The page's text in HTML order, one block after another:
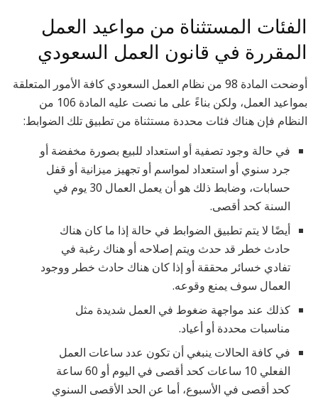
الفئات المستثناة من مواعيد العمل
المقررة في قانون العمل السعودي
أوضحت المادة 98 من نظام العمل السعودي كافة الأمور المتعلقة
بمواعيد العمل، ولكن بناءً على ما نصت عليه المادة 106 من
النظام فإن هناك فئات محددة مستثناة من تطبيق تلك الضوابط:
في حالة وجود تصفية أو استعداد للبيع بصورة مخفضة أو
جرد سنوي أو استعداد لمواسم أو تجهيز ميزانية أو قفل
حسابات، وضابط ذلك هو أن يعمل العمال 30 يوم في
السنة كحد أقصى.
أيضًا لا يتم تطبيق الضوابط في حالة إذا ما كان هناك
حادث خطر قد حدث ويتم إصلاحه أو هناك رغبة في
تفادي خسائر محققة أو إذا كان هناك حادث خطر ووجود
العمال سوف يمنع وقوعه.
كذلك عند مواجهة ضغوط في العمل شديدة مثل
مناسبات محددة أو أعياد.
في كافة الحالات ينبغي أن تكون عدد ساعات العمل
الفعلي 10 ساعات كحد أقصى في اليوم أو 60 ساعة
كحد أقصى في الأسبوع، أما عن الحد الأقصى السنوي